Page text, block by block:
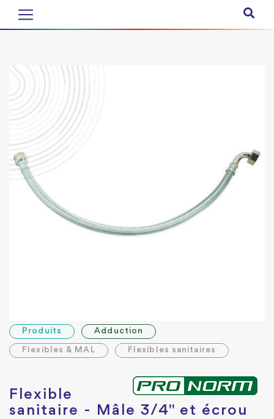
Produits Adduction
Flexibles & MAL Flexibles sanitaires
Flexible
sanitaire - Mâle 3/4" et écrou